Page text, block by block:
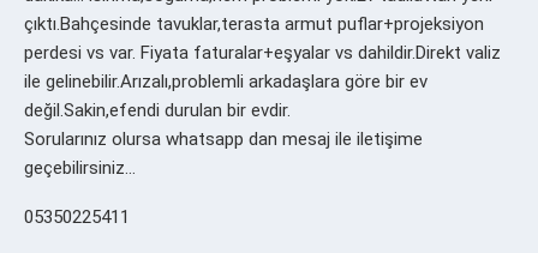
çıktı.Bahçesinde tavuklar,terasta armut puflar+projeksiyon
perdesi vs var. Fiyata faturalar+eşyalar vs dahildir.Direkt valiz
ile gelinebilir.Arızalı,problemli arkadaşlara göre bir ev
değil.Sakin,efendi durulan bir evdir.
Sorularınız olursa whatsapp dan mesaj ile iletişime
geçebilirsiniz…
05350225411